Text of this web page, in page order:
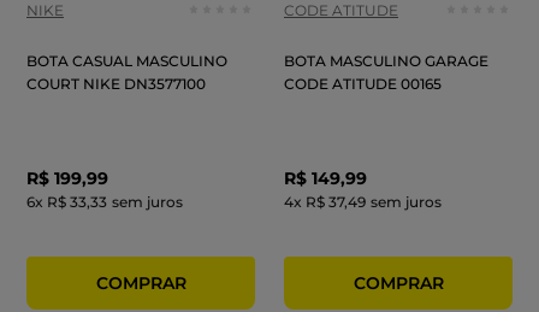
NIKE
BOTA CASUAL MASCULINO
COURT NIKE DN3577100
R$ 199,99
6x R$ 33,33 sem juros
CODE ATITUDE
BOTA MASCULINO GARAGE
CODE ATITUDE 00165
R$ 149,99
4x R$ 37,49 sem juros